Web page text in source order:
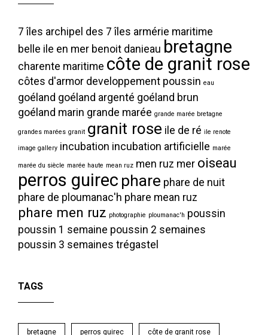
7 îles archipel des 7 îles armérie maritime
belle ile en mer benoit danieau bretagne
charente maritime côte de granit rose
côtes d'armor developpement poussin eau
goéland goéland argenté goéland brun
goéland marin grande marée grande marée bretagne
grandes marées granit granit rose ile de ré ile renote
image gallery incubation incubation artificielle marée
marée du siècle marée haute mean ruz men ruz mer oiseau
perros guirec phare phare de nuit
phare de ploumanac'h phare mean ruz
phare men ruz photographie ploumanac'h poussin
poussin 1 semaine poussin 2 semaines
poussin 3 semaines trégastel
TAGS
bretagne perros guirec côte de granit rose